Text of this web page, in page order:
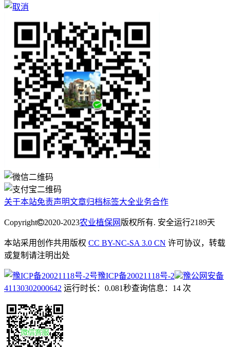
关于本站免责声明文章归档标签大全业务合作
Copyright 2020-2023农业植保网 版权所有. 安全运行2189天
本站采用创作共用版权 CC BY-NC-SA 3.0 CN 许可协议，转载
或复制请注明出处
豫ICP备20021118号-2
豫公网安备
41130302000642 运行时长：0.081秒查询信息：14 次